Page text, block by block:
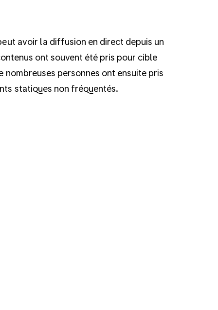
avoir la diffusion en direct depuis un
ont souvent été pris pour cible
personnes ont ensuite pris
statiques non fréquentés.